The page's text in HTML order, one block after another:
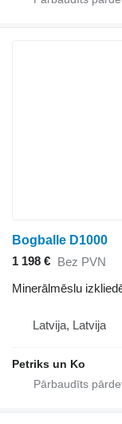
Bogballe D1000
1 198 €
Bez PVN
Minerālmēslu
Latvija, Latvija
Petriks un Ko